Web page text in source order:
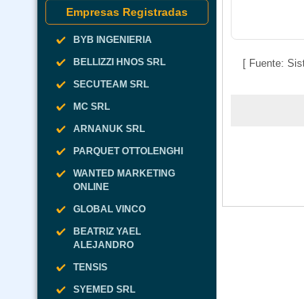
Empresas Registradas
BYB INGENIERIA
BELLIZZI HNOS SRL
SECUTEAM SRL
MC SRL
ARNANUK SRL
PARQUET OTTOLENGHI
WANTED MARKETING
ONLINE
GLOBAL VINCO
BEATRIZ YAEL
ALEJANDRO
TENSIS
SYEMED SRL
[ Fuente: